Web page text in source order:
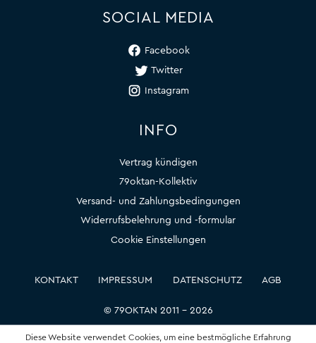
SOCIAL MEDIA
Facebook
Twitter
Instagram
INFO
Vertrag kündigen
79oktan-Kollektiv
Versand- und Zahlungsbedingungen
Widerrufsbelehrung und -formular
Cookie Einstellungen
© 79OKTAN 2011 – 2026
KONTAKT IMPRESSUM DATENSCHUTZ AGB
Diese Website verwendet Cookies, um eine bestmögliche Erfahrung